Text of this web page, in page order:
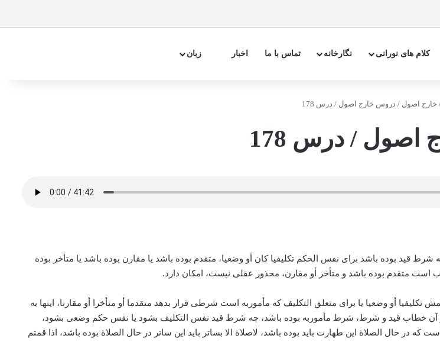
کلام های نورانی نگارخانه تماس با ما اخبار زبان
خارج اصول / دروس خارج اصول / درس 178
/ درس 178
قید بوده باشد برای نفس الحکم تکلیفیا کان أو وضعیا، متقدم بوده باشد یا مقارن بوده باشد یا متأخر بوده
است متقدم بوده باشد و متأخر أو مقارن، محذور عقلی نیست، ‌امکان دارد.
أو وضعیا یا برای متعلق التکلیف که مأموربه است شرطی قرار بدهد متقدما أو متأخرا أو مقارنا، اینها به
آن خطاب قید و شرط، شرط مأموربه بوده باشد، ‌چه شرط قید نفس التکلیف بشود یا نفس حکم وضعی بشود،
حال الصلاة این طهارت باید بوده باشد، ‌لاصلاة الا بساتر باید این ساتر در حال الصلاة بوده باشد، اذا قمتم